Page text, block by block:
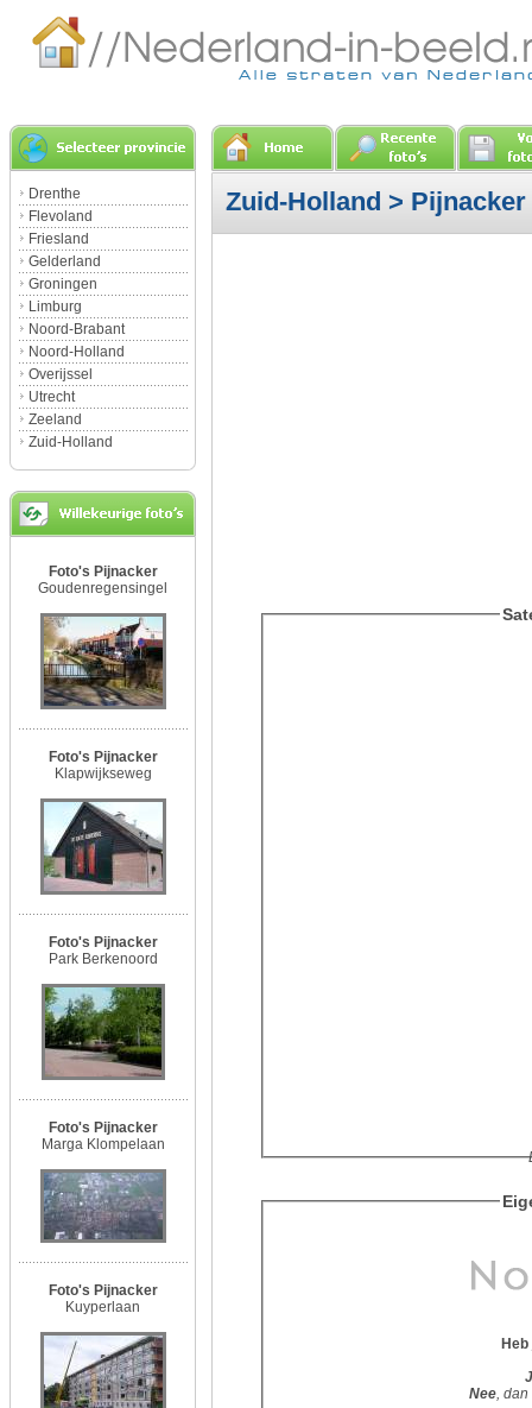
Drenthe
Flevoland
Friesland
Gelderland
Groningen
Limburg
Noord-Brabant
Noord-Holland
Overijssel
Utrecht
Zeeland
Zuid-Holland
Foto's Pijnacker
Goudenregensingel
Foto's Pijnacker
Klapwijkseweg
Foto's Pijnacker
Park Berkenoord
Foto's Pijnacker
Marga Klompelaan
Foto's Pijnacker
Kuyperlaan
Zuid-Holland > Pijnacker
Heb
Nee, dan